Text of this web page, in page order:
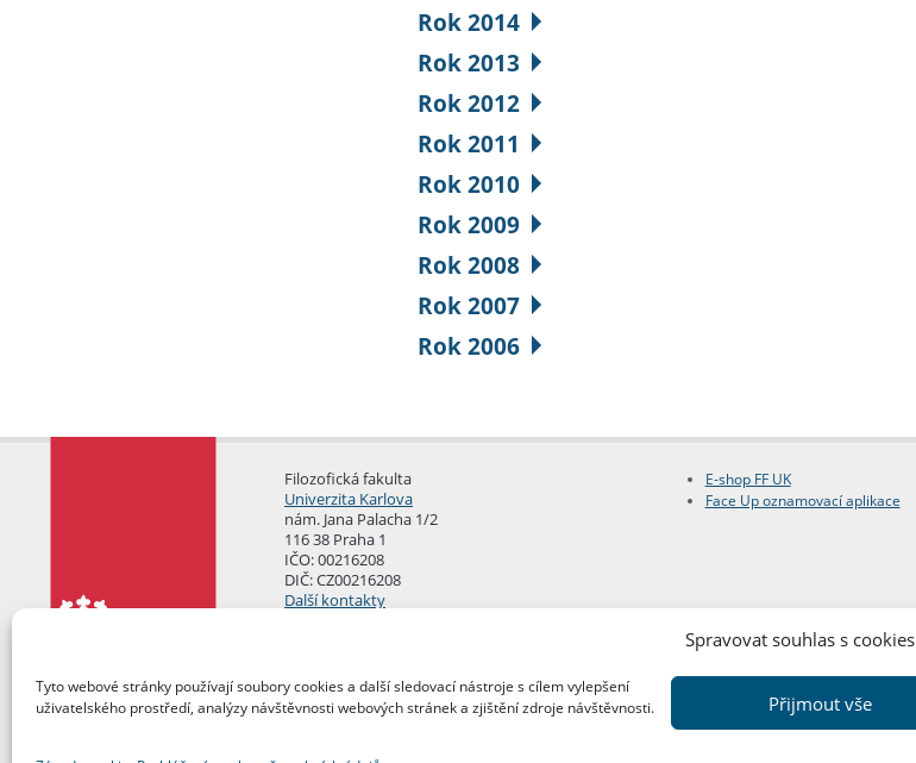
Spravovat souhlas s cookies
Tyto webové stránky používají soubory cookies a další sledovací nástroje s cílem vylepšení
uživatelského prostředí, analýzy návštěvnosti webových stránek a zjištění zdroje návštěvnosti.
Přijmout vše
Rok 2014
Rok 2013
Rok 2012
Rok 2011
Rok 2010
Rok 2009
Rok 2008
Rok 2007
Rok 2006
Filozofická fakulta
Univerzita Karlova
nám. Jana Palacha 1/2
116 38 Praha 1
IČO: 00216208
DIČ: CZ00216208
Další kontakty
E-shop FF UK
Face Up oznamovací aplikace